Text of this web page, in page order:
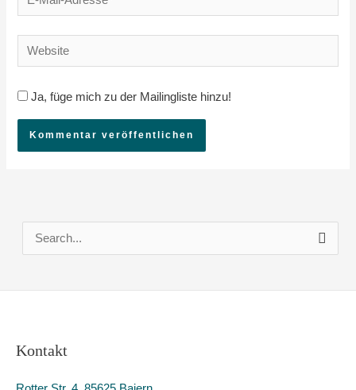
Mail-
Adresse*
Website
Ja, füge mich zu der Mailingliste hinzu!
c
n
Kontakt